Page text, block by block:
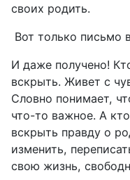
своих родить.
Вот только письмо
И даже получено!
вскрыть. Живет с
Словно понимает,
что-то важное. А
вскрыть правду о
изменить,
свою жизнь,